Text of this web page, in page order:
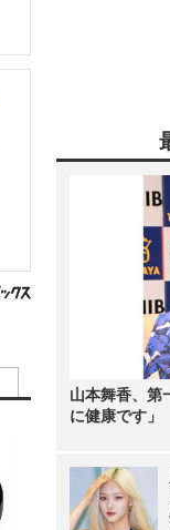
山本舞香、第
に健康です」